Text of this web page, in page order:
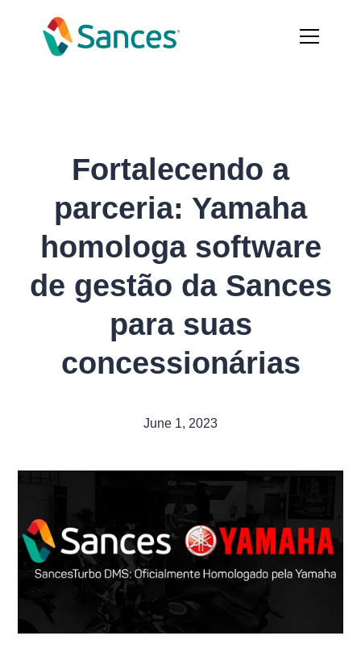
Fortalecendo a
parceria: Yamaha
homologa software
de gestão da Sances
para suas
concessionárias
June 1, 2023